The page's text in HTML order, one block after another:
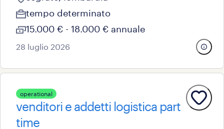
tempo determinato
15.000 € - 18.000 € annuale
28 luglio 2026
operational
venditori e addetti logistica part
time